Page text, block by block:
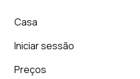
Casa
Iniciar sessão
Preços